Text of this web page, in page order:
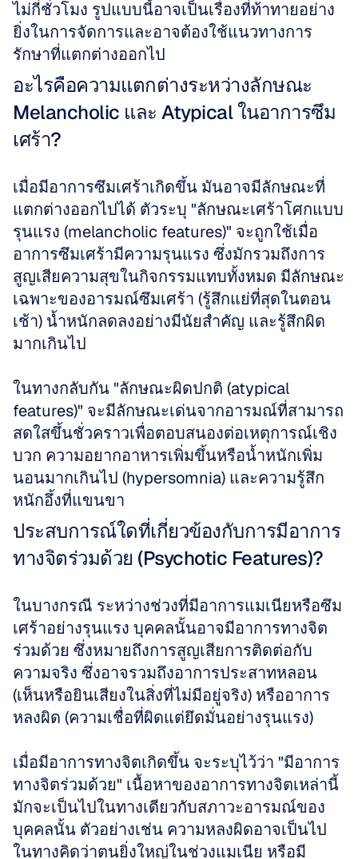
ไม่กี่ชั่วโมง รูปแบบนี้อาจเป็นเรื่องที่ท้าทายอย่าง
ยิ่งในการจัดการและอาจต้องใช้แนวทางการ
รักษาที่แตกต่างออกไป
อะไรคือความแตกต่างระหว่างลักษณะ
Melancholic และ Atypical ในอาการซึม
เศร้า?
เมื่อมีอาการซึมเศร้าเกิดขึ้น มันอาจมีลักษณะที่
แตกต่างออกไปได้ ตัวระบุ "ลักษณะเศร้าโศกแบบ
รุนแรง (melancholic features)" จะถูกใช้เมื่อ
อาการซึมเศร้ามีความรุนแรง ซึ่งมักรวมถึงการ
สูญเสียความสุขในกิจกรรมแทบทั้งหมด มีลักษณะ
เฉพาะของอารมณ์ซึมเศร้า (รู้สึกแย่ที่สุดในตอน
เช้า) น้ำหนักลดลงอย่างมีนัยสำคัญ และรู้สึกผิด
มากเกินไป
ในทางกลับกัน "ลักษณะผิดปกติ (atypical
features)" จะมีลักษณะเด่นจากอารมณ์ที่สามารถ
สดใสขึ้นชั่วคราวเพื่อตอบสนองต่อเหตุการณ์เชิง
บวก ความอยากอาหารเพิ่มขึ้นหรือน้ำหนักเพิ่ม
นอนมากเกินไป (hypersomnia) และความรู้สึก
หนักอึ้งที่แขนขา
ประสบการณ์ใดที่เกี่ยวข้องกับการมีอาการ
ทางจิตร่วมด้วย (Psychotic Features)?
ในบางกรณี ระหว่างช่วงที่มีอาการแมเนียหรือซึม
เศร้าอย่างรุนแรง บุคคลนั้นอาจมีอาการทางจิต
ร่วมด้วย ซึ่งหมายถึงการสูญเสียการติดต่อกับ
ความจริง ซึ่งอาจรวมถึงอาการประสาทหลอน
(เห็นหรือยินเสียงในสิ่งที่ไม่มีอยู่จริง) หรืออาการ
หลงผิด (ความเชื่อที่ผิดแต่ยึดมั่นอย่างรุนแรง)
เมื่อมีอาการทางจิตเกิดขึ้น จะระบุไว้ว่า "มีอาการ
ทางจิตร่วมด้วย" เนื้อหาของอาการทางจิตเหล่านี้
มักจะเป็นไปในทางเดียวกับสภาวะอารมณ์ของ
บุคคลนั้น ตัวอย่างเช่น ความหลงผิดอาจเป็นไป
ในทางคิดว่าตนยิ่งใหญ่ในช่วงแมเนีย หรือมี